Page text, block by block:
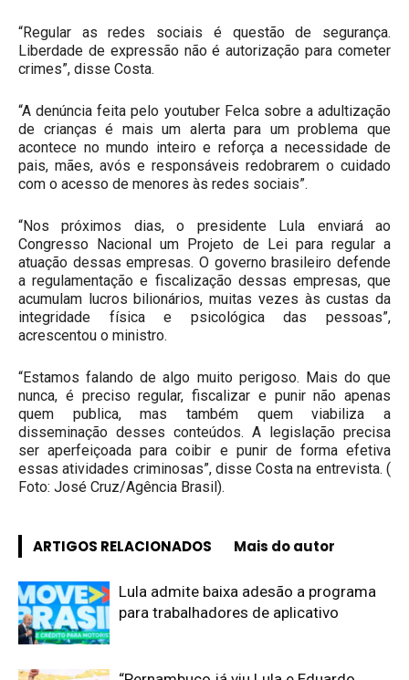
“Regular as redes sociais é questão de segurança.
Liberdade de expressão não é autorização para cometer
crimes”, disse Costa.
“A denúncia feita pelo youtuber Felca sobre a adultização
de crianças é mais um alerta para um problema que
acontece no mundo inteiro e reforça a necessidade de
pais, mães, avós e responsáveis redobrarem o cuidado
com o acesso de menores às redes sociais”.
“Nos próximos dias, o presidente Lula enviará ao
Congresso Nacional um Projeto de Lei para regular a
atuação dessas empresas. O governo brasileiro defende
a regulamentação e fiscalização dessas empresas, que
acumulam lucros bilionários, muitas vezes às custas da
integridade física e psicológica das pessoas”,
acrescentou o ministro.
“Estamos falando de algo muito perigoso. Mais do que
nunca, é preciso regular, fiscalizar e punir não apenas
quem publica, mas também quem viabiliza a
disseminação desses conteúdos. A legislação precisa
ser aperfeiçoada para coibir e punir de forma efetiva
essas atividades criminosas”, disse Costa na entrevista. (
Foto: José Cruz/Agência Brasil).
ARTIGOS RELACIONADOS Mais do autor
Lula admite baixa adesão a programa
para trabalhadores de aplicativo